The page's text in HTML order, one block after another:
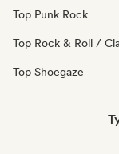
Top Punk Rock
Top Rock & Roll /
Top Shoegaze